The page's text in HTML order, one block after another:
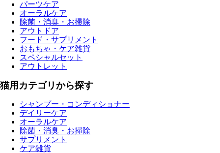
パーツケア
オーラルケア
除菌・消臭・お掃除
アウトドア
フード・サプリメント
おもちゃ・ケア雑貨
スペシャルセット
アウトレット
猫用カテゴリから探す
シャンプー・コンディショナー
デイリーケア
オーラルケア
除菌・消臭・お掃除
サプリメント
ケア雑貨